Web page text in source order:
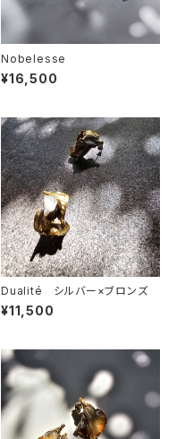
Nobelesse
¥16,500
Dualité シルバー×ブロンズ
¥11,500